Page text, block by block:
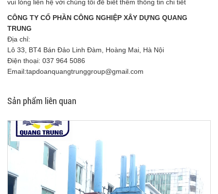
vui lòng liên hệ với chúng tôi để biết thêm thông tin chi tiết
CÔNG TY CỔ PHẦN CÔNG NGHIỆP XÂY DỰNG QUANG
TRUNG
Địa chỉ:
Lô 33, BT4 Bán Đảo Linh Đàm, Hoàng Mai, Hà Nội
Điện thoại: 037 964 5086
Email:tapdoanquangtrunggroup@gmail.com
Sản phẩm liên quan